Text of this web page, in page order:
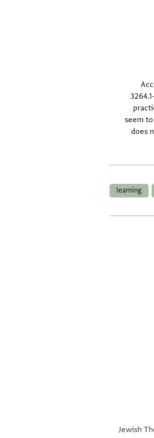
seem
does
learning
Jewish